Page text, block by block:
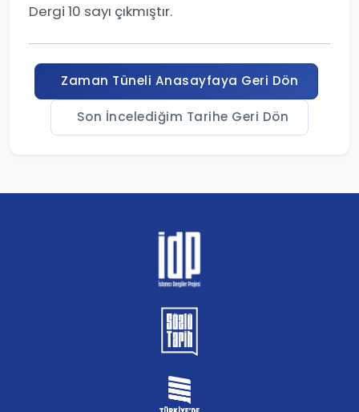
Dergi 10 sayı çıkmıştır.
Zaman Tüneli Anasayfaya Geri Dön
Son İncelediğim Tarihe Geri Dön